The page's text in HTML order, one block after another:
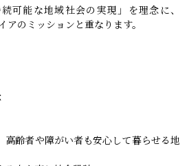
可能な地域社会の実現」を理念に、
のミッションと重なります。
高齢者や障がい者も安心して暮らせる地